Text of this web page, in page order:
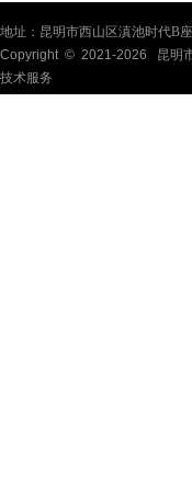
地址：昆明市西山区滇池时代B
Copyright © 2021-2026
昆明
技术服务